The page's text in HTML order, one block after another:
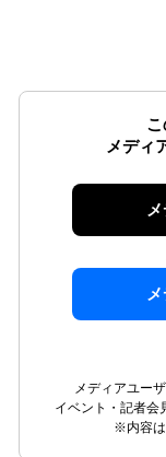
こ
メディ
メディアユー
イベント・記者会
※内容は